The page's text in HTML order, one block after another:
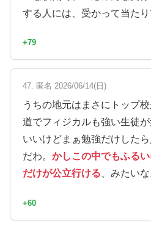
する人には、受かって当た
+79
47. 匿名 2026/06/14(日)
うちの地元はまさにトップ
道でフィジカルも強い生徒
いいけどまぁ勉強だけした
だわ。 かしこの中でもふる
だけが公立行ける 、みたいな
+60